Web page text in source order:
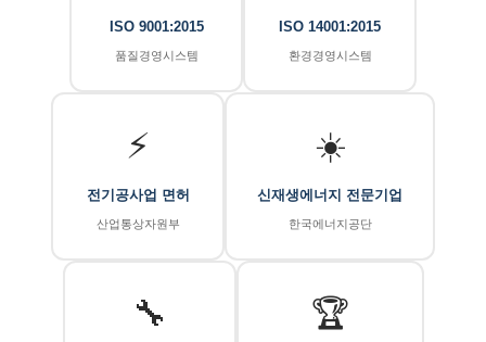
ISO 9001:2015
품질경영시스템
ISO 14001:2015
환경경영시스템
⚡
전기공사업 면허
산업통상자원부
☀️
신재생에너지 전문기업
한국에너지공단
🔧 🏆